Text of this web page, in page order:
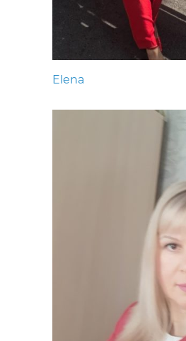
Elena